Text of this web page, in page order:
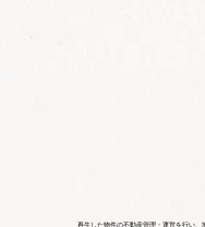
再生した物件の不動産管理・運営を行い、